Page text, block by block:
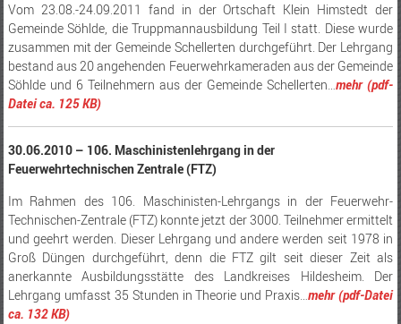
Vom 23.08.-24.09.2011 fand in der Ortschaft Klein Himstedt der
Gemeinde Söhlde, die Truppmannausbildung Teil I statt. Diese wurde
zusammen mit der Gemeinde Schellerten durchgeführt. Der Lehrgang
bestand aus 20 angehenden Feuerwehrkameraden aus der Gemeinde
Söhlde und 6 Teilnehmern aus der Gemeinde Schellerten…mehr (pdf-
Datei ca. 125 KB)
30.06.2010 – 106. Maschinistenlehrgang in der
Feuerwehrtechnischen Zentrale (FTZ)
Im Rahmen des 106. Maschinisten-Lehrgangs in der Feuerwehr-
Technischen-Zentrale (FTZ) konnte jetzt der 3000. Teilnehmer ermittelt
und geehrt werden. Dieser Lehrgang und andere werden seit 1978 in
Groß Düngen durchgeführt, denn die FTZ gilt seit dieser Zeit als
anerkannte Ausbildungsstätte des Landkreises Hildesheim. Der
Lehrgang umfasst 35 Stunden in Theorie und Praxis…mehr (pdf-Datei
ca. 132 KB)